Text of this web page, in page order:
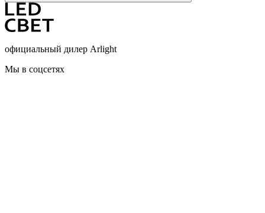
официальный дилер Arlight
Мы в соцсетях